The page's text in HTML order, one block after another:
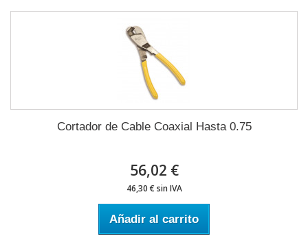
Cortador de Cable Coaxial Hasta 0.75
56,02 €
46,30 € sin IVA
Añadir al carrito